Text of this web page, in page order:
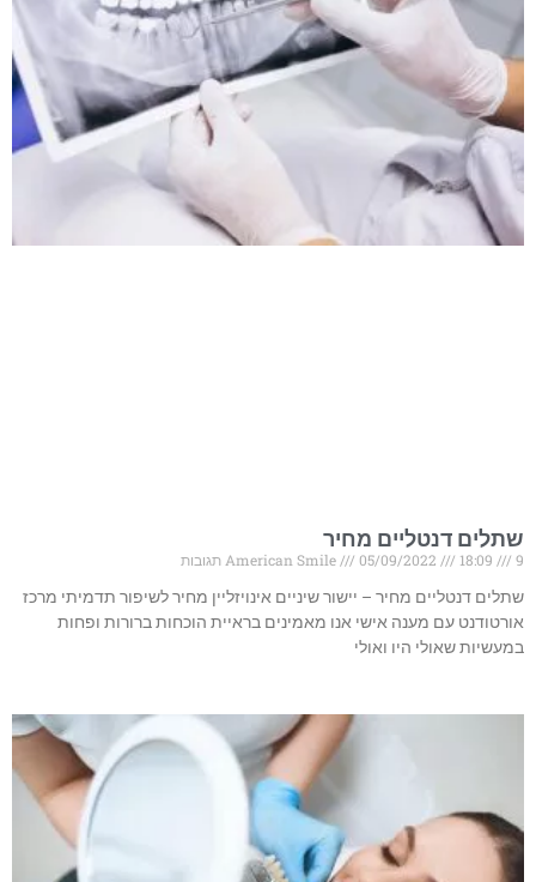
שתלים דנטליים מחיר
American Smile 05/09/2022 18:09
9 תגובות
שתלים דנטליים מחיר – יישור שיניים אינויזליין מחיר לשיפור תדמיתי מרכז
אורטודנט עם מענה אישי אנו מאמינים בראיית הוכחות ברורות ופחות
במעשיות שאולי היו ואולי